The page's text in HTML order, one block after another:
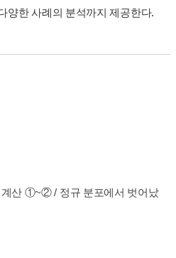
양한 사례의 분석까지 제공한다.
계산 ①~② / 정규 분포에서 벗어났